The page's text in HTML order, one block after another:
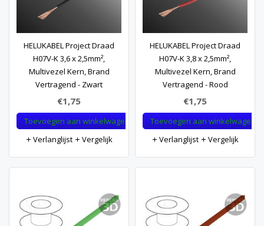
HELUKABEL Project Draad
H07V-K 3,6 x 2,5mm²,
Multivezel Kern, Brand
Vertragend - Zwart
€1,75
Toevoegen aan winkelwagen
Verlanglijst
Vergelijk
HELUKABEL Project Draad
H07V-K 3,8 x 2,5mm²,
Multivezel Kern, Brand
Vertragend - Rood
€1,75
Toevoegen aan winkelwagen
Verlanglijst
Vergelijk